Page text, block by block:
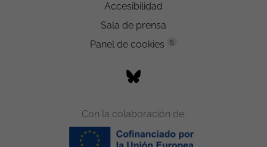
Accesibilidad
Sala de prensa
Panel de cookies
5
Con la colaboración de: